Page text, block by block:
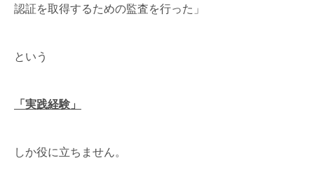
認証を取得するための監査を行った」
という
「実践経験」
しか役に立ちません。